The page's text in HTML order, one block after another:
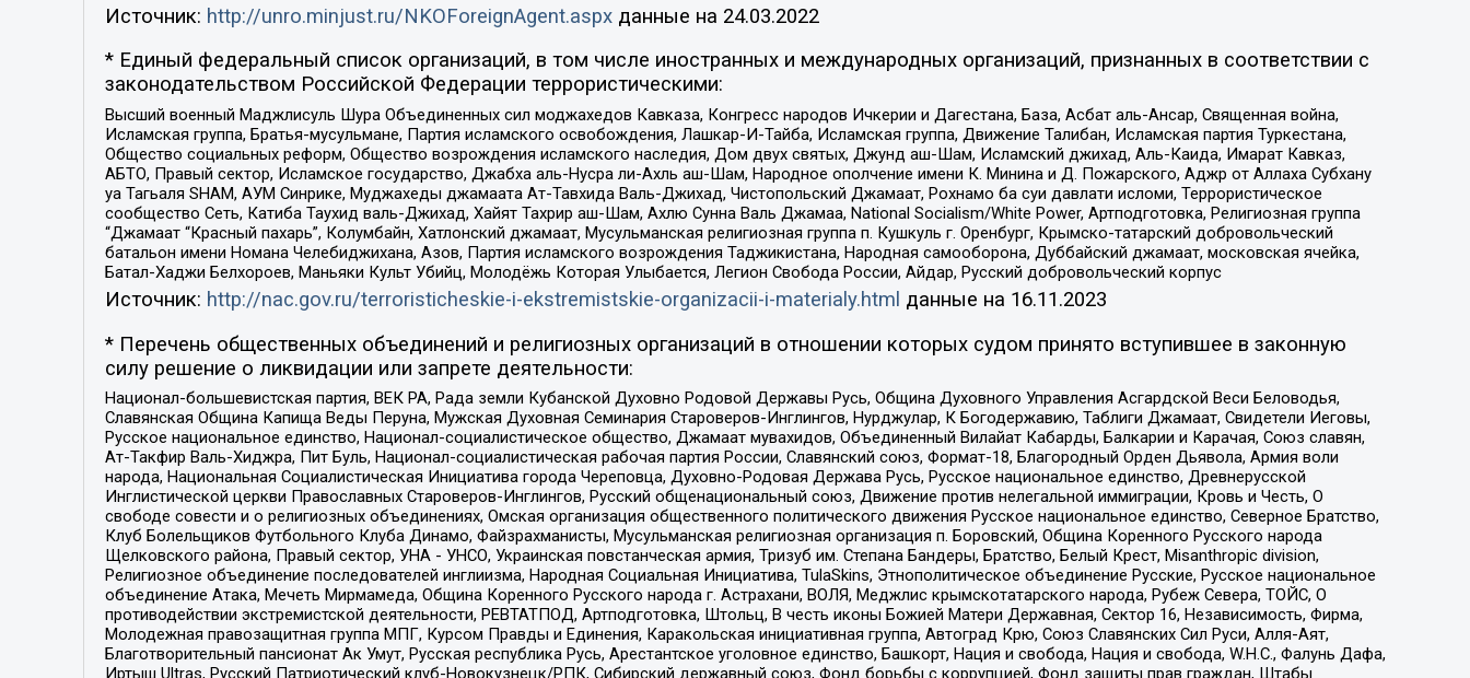
Источник: http://unro.minjust.ru/NKOForeignAgent.aspxданные на 24.03.2022
* Единый федеральный список организаций, в том числе иностранных и международных организаций, признанных в соответствии с
законодательством Российской Федерации террористическими:
Высший военный Маджлисуль Шура Объединенных сил моджахедов Кавказа, Конгресс народов Ичкерии и Дагестана, База, Асбат аль-Ансар, Священная война,
Исламская группа, Братья-мусульмане, Партия исламского освобождения, Лашкар-И-Тайба, Исламская группа, Движение Талибан, Исламская партия Туркестана,
Общество социальных реформ, Общество возрождения исламского наследия, Дом двух святых, Джунд аш-Шам, Исламский джихад, Аль-Каида, Имарат Кавказ,
АБТО, Правый сектор, Исламское государство, Джабха аль-Нусра ли-Ахль аш-Шам, Народное ополчение имени К. Минина и Д. Пожарского, Аджр от Аллаха Субхану
уа Тагьаля SHAM, АУМ Синрике, Муджахеды джамаата Ат-Тавхида Валь-Джихад, Чистопольский Джамаат, Рохнамо ба суи давлати исломи, Террористическое
сообщество Сеть, Катиба Таухид валь-Джихад, Хайят Тахрир аш-Шам, Ахлю Сунна Валь Джамаа, National Socialism/White Power, Артподготовка, Религиозная группа
“Джамаат “Красный пахарь”, Колумбайн, Хатлонский джамаат, Мусульманская религиозная группа п. Кушкуль г. Оренбург, Крымско-татарский добровольческий
батальон имени Номана Челебиджихана, Азов, Партия исламского возрождения Таджикистана, Народная самооборона, Дуббайский джамаат, московская ячейка,
Батал-Хаджи Белхороев, Маньяки Культ Убийц, Молодёжь Которая Улыбается, Легион Свобода России, Айдар, Русский добровольческий корпус
Источник: http://nac.gov.ru/terroristicheskie-i-ekstremistskie-organizacii-i-materialy.html данные на 16.11.2023
* Перечень общественных объединений и религиозных организаций в отношении которых судом принято вступившее в законную
силу решение о ликвидации или запрете деятельности:
Национал-большевистская партия, ВЕК РА, Рада земли Кубанской Духовно Родовой Державы Русь, Община Духовного Управления Асгардской Веси Беловодья,
Славянская Община Капища Веды Перуна, Мужская Духовная Семинария Староверов-Инглингов, Нурджулар, К Богодержавию, Таблиги Джамаат, Свидетели Иеговы,
Русское национальное единство, Национал-социалистическое общество, Джамаат мувахидов, Объединенный Вилайат Кабарды, Балкарии и Карачая, Союз славян,
Ат-Такфир Валь-Хиджра, Пит Буль, Национал-социалистическая рабочая партия России, Славянский союз, Формат-18, Благородный Орден Дьявола, Армия воли
народа, Национальная Социалистическая Инициатива города Череповца, Духовно-Родовая Держава Русь, Русское национальное единство, Древнерусской
Инглистической церкви Православных Староверов-Инглингов, Русский общенациональный союз, Движение против нелегальной иммиграции, Кровь и Честь, О
свободе совести и о религиозных объединениях, Омская организация общественного политического движения Русское национальное единство, Северное Братство,
Клуб Болельщиков Футбольного Клуба Динамо, Файзрахманисты, Мусульманская религиозная организация п. Боровский, Община Коренного Русского народа
Щелковского района, Правый сектор, УНА - УНСО, Украинская повстанческая армия, Тризуб им. Степана Бандеры, Братство, Белый Крест, Misanthropic division,
Религиозное объединение последователей инглиизма, Народная Социальная Инициатива, TulaSkins, Этнополитическое объединение Русские, Русское национальное
объединение Атака, Мечеть Мирмамеда, Община Коренного Русского народа г. Астрахани, ВОЛЯ, Меджлис крымскотатарского народа, Рубеж Севера, ТОЙС, О
противодействии экстремистской деятельности, РЕВТАТПОД, Артподготовка, Штольц, В честь иконы Божией Матери Державная, Сектор 16, Независимость, Фирма,
Молодежная правозащитная группа МПГ, Курсом Правды и Единения, Каракольская инициативная группа, Автоград Крю, Союз Славянских Сил Руси, Алля-Аят,
Благотворительный пансионат Ак Умут, Русская республика Русь, Арестантское уголовное единство, Башкорт, Нация и свобода, Нация и свобода, W.H.С., Фалунь Дафа,
Иртыш Ultras, Русский Патриотический клуб-Новокузнецк/РПК, Сибирский державный союз, Фонд борьбы с коррупцией, Фонд защиты прав граждан, Штабы